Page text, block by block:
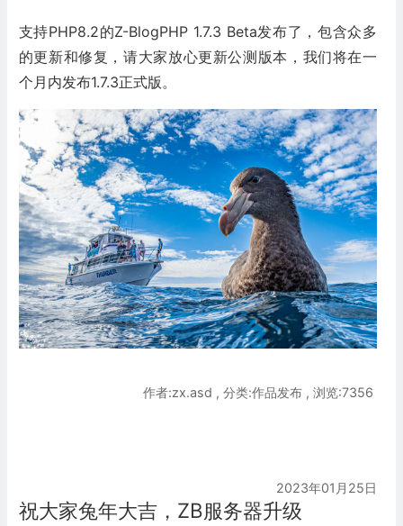
支持PHP8.2的Z-BlogPHP 1.7.3 Beta发布了，包含众多
的更新和修复，请大家放心更新公测版本，我们将在一
个月内发布1.7.3正式版。
作者:zx.asd , 分类:作品发布 , 浏览:7356
2023年01月25日
祝大家兔年大吉，ZB服务器升级